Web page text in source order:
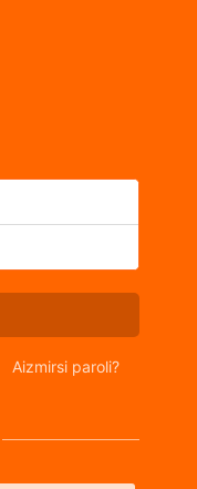
Aizmirsi paroli?